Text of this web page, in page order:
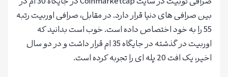
بین صرافی های دنیا قرار دارد. در مقابل، صرافی اوربیت رتبه
55 را به خود اختصاص داده است. خوب است بدانید که
اوربیت در گذشته در جایگاه 35 ام قرار داشت و در دو سال
اخیر، یک افت 20 پله ای را تجربه کرده است.